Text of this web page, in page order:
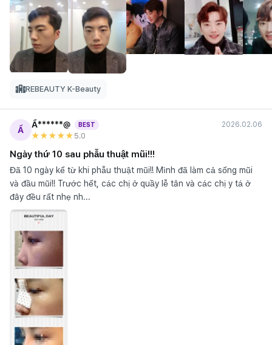
REBEAUTY K-Beauty
Ẩ
Ẩ******@ BEST
★★★★★ 5.0
2026.02.06
Ngày thứ 10 sau phẫu thuật mũi!!!
Đã 10 ngày kể từ khi phẫu thuật mũi!! Mình đã làm cả sống mũi
và đầu mũi!! Trước hết, các chị ở quầy lễ tân và các chị y tá ở
đây đều rất nhẹ nh...